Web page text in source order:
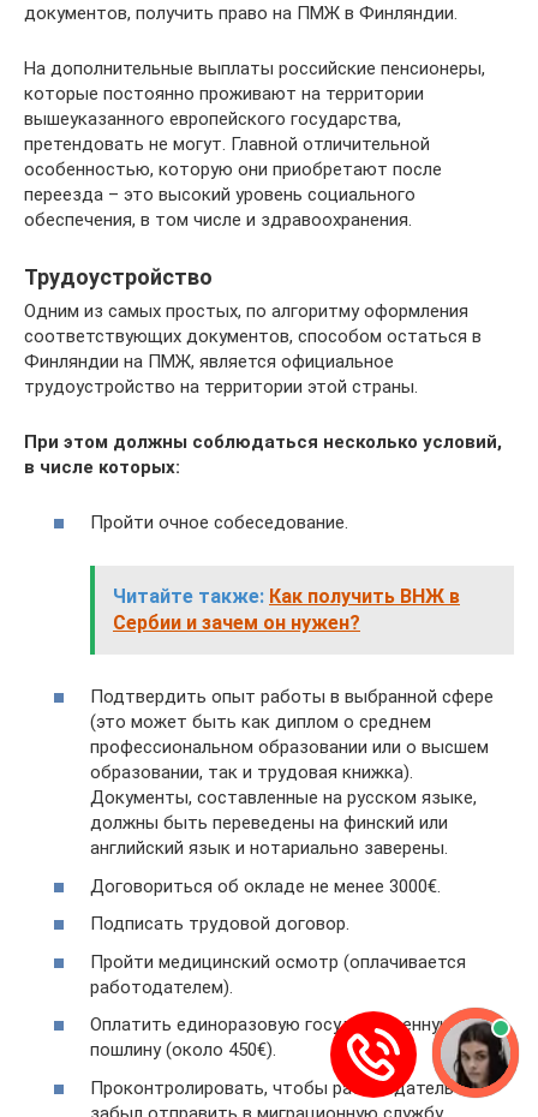
документов, получить право на ПМЖ в Финляндии.
На дополнительные выплаты российские пенсионеры,
которые постоянно проживают на территории
вышеуказанного европейского государства,
претендовать не могут. Главной отличительной
особенностью, которую они приобретают после
переезда – это высокий уровень социального
обеспечения, в том числе и здравоохранения.
Трудоустройство
Одним из самых простых, по алгоритму оформления
соответствующих документов, способом остаться в
Финляндии на ПМЖ, является официальное
трудоустройство на территории этой страны.
При этом должны соблюдаться несколько условий,
в числе которых:
Пройти очное собеседование.
Читайте также: Как получить ВНЖ в
Сербии и зачем он нужен?
Подтвердить опыт работы в выбранной сфере
(это может быть как диплом о среднем
профессиональном образовании или о высшем
образовании, так и трудовая книжка).
Документы, составленные на русском языке,
должны быть переведены на финский или
английский язык и нотариально заверены.
Договориться об окладе не менее 3000€.
Подписать трудовой договор.
Пройти медицинский осмотр (оплачивается
работодателем).
Оплатить единоразовую государственную
пошлину (около 450€).
Проконтролировать, чтобы работодатель не